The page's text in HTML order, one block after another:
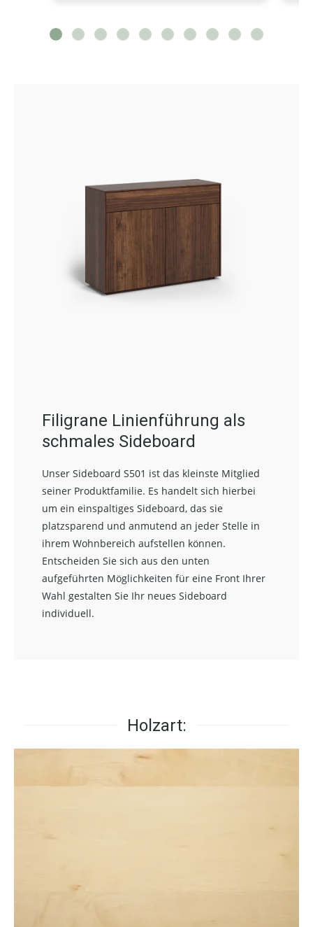
Filigrane Linienführung als
schmales Sideboard
Unser Sideboard S501 ist das kleinste Mitglied
seiner Produktfamilie. Es handelt sich hierbei
um ein einspaltiges Sideboard, das sie
platzsparend und anmutend an jeder Stelle in
ihrem Wohnbereich aufstellen können.
Entscheiden Sie sich aus den unten
aufgeführten Möglichkeiten für eine Front Ihrer
Wahl gestalten Sie Ihr neues Sideboard
individuell.
Holzart: